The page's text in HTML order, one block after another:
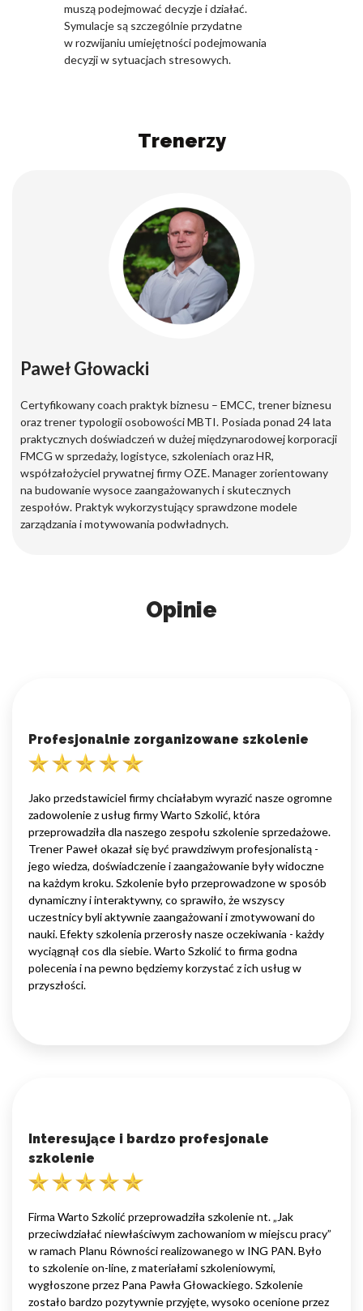
muszą podejmować decyzje i działać.
Symulacje są szczególnie przydatne
w rozwijaniu umiejętności podejmowania
decyzji w sytuacjach stresowych.
Trenerzy
Paweł Głowacki
Certyfikowany coach praktyk biznesu – EMCC, trener biznesu
oraz trener typologii osobowości MBTI. Posiada ponad 24 lata
praktycznych doświadczeń w dużej międzynarodowej korporacji
FMCG w sprzedaży, logistyce, szkoleniach oraz HR,
współzałożyciel prywatnej firmy OZE. Manager zorientowany
na budowanie wysoce zaangażowanych i skutecznych
zespołów. Praktyk wykorzystujący sprawdzone modele
zarządzania i motywowania podwładnych.
Opinie
Profesjonalnie zorganizowane szkolenie
Jako przedstawiciel firmy chciałabym wyrazić nasze ogromne
zadowolenie z usług firmy Warto Szkolić, która
przeprowadziła dla naszego zespołu szkolenie sprzedażowe.
Trener Paweł okazał się być prawdziwym profesjonalistą -
jego wiedza, doświadczenie i zaangażowanie były widoczne
na każdym kroku. Szkolenie było przeprowadzone w sposób
dynamiczny i interaktywny, co sprawiło, że wszyscy
uczestnicy byli aktywnie zaangażowani i zmotywowani do
nauki. Efekty szkolenia przerosły nasze oczekiwania - każdy
wyciągnął cos dla siebie. Warto Szkolić to firma godna
polecenia i na pewno będziemy korzystać z ich usług w
przyszłości.
Interesujące i bardzo profesjonale
szkolenie
Firma Warto Szkolić przeprowadziła szkolenie nt. „Jak
przeciwdziałać niewłaściwym zachowaniom w miejscu pracy”
w ramach Planu Równości realizowanego w ING PAN. Było
to szkolenie on-line, z materiałami szkoleniowymi,
wygłoszone przez Pana Pawła Głowackiego. Szkolenie
zostało bardzo pozytywnie przyjęte, wysoko ocenione przez